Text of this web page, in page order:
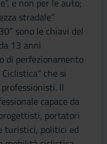
e non per le auto;
stradale”
sono le chiavi del
13 anni
di perfezionamento
che si
Il
capace da
portatori
turistici, politici ed